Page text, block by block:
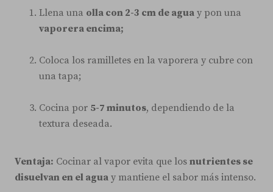
Llena una olla con 2-3 cm de agua y pon una
vaporera encima;
Coloca los ramilletes en la vaporera y cubre con
una tapa;
Cocina por 5-7 minutos, dependiendo de la
textura deseada.
Ventaja: Cocinar al vapor evita que los nutrientes se
disuelvan en el agua y mantiene el sabor más intenso.